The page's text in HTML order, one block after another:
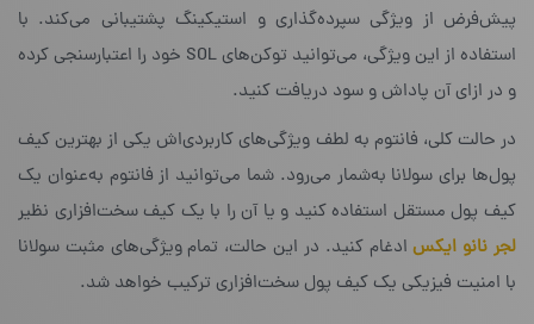
پیش‌فرض از ویژگی سپرده‌گذاری و استیکینگ پشتیبانی می‌کند. با
استفاده از این ویژگی، می‌توانید توکن‌های SOL خود را اعتبارسنجی کرده
و در ازای آن پاداش و سود دریافت کنید.
در حالت کلی، فانتوم به لطف ویژگی‌های کاربردی‌اش یکی از بهترین کیف
پول‌ها برای سولانا به‌شمار می‌رود. شما می‌توانید از فانتوم به‌عنوان یک
کیف پول مستقل استفاده کنید و یا آن را با یک کیف سخت‌افزاری نظیر
لجر نانو ایکسادغام کنید. در این حالت، تمام ویژگی‌های مثبت سولانا
با امنیت فیزیکی یک کیف پول سخت‌افزاری ترکیب خواهد شد.